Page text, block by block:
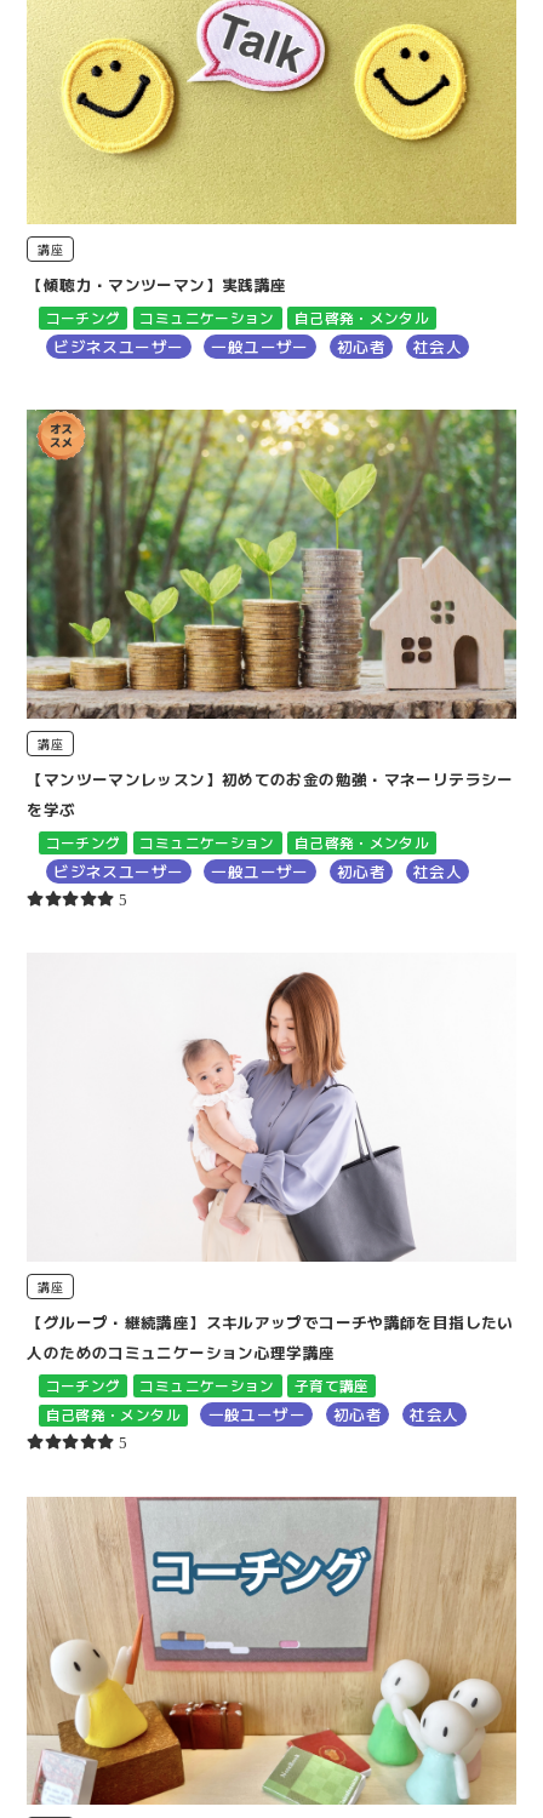
講座
【傾聴力・マンツーマン】実践講座
コーチング コミュニケーション 自己啓発・メンタル
ビジネスユーザー 一般ユーザー 初心者 社会人
講座
【マンツーマンレッスン】初めてのお金の勉強・マネーリテラシー
を学ぶ
コーチング コミュニケーション 自己啓発・メンタル
ビジネスユーザー 一般ユーザー 初心者 社会人
5
講座
【グループ・継続講座】スキルアップでコーチや講師を目指したい
人のためのコミュニケーション心理学講座
コーチング コミュニケーション
子育て講座
自己啓発・メンタル
一般ユーザー 初心者 社会人
5